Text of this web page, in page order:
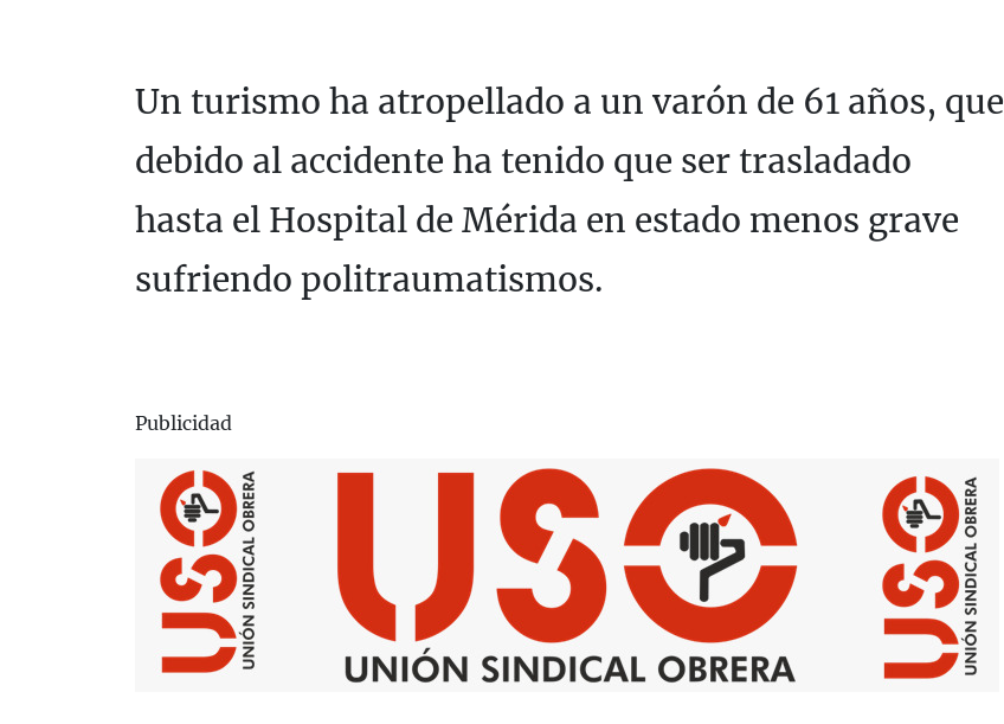
Un turismo ha atropellado a un varón de 61 años, que
debido al accidente ha tenido que ser trasladado
hasta el Hospital de Mérida en estado menos grave
sufriendo politraumatismos.
Publicidad